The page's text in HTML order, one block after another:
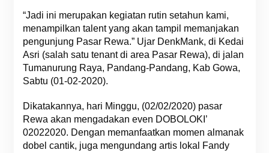
“Jadi ini merupakan kegiatan rutin setahun kami,
menampilkan talent yang akan tampil memanjakan
pengunjung Pasar Rewa.” Ujar DenkMank, di Kedai
Asri (salah satu tenant di area Pasar Rewa), di jalan
Tumanurung Raya, Pandang-Pandang, Kab Gowa,
Sabtu (01-02-2020).
Dikatakannya, hari Minggu, (02/02/2020) pasar
Rewa akan mengadakan even DOBOLOKI’
02022020. Dengan memanfaatkan momen almanak
dobel cantik, juga mengundang artis lokal Fandy